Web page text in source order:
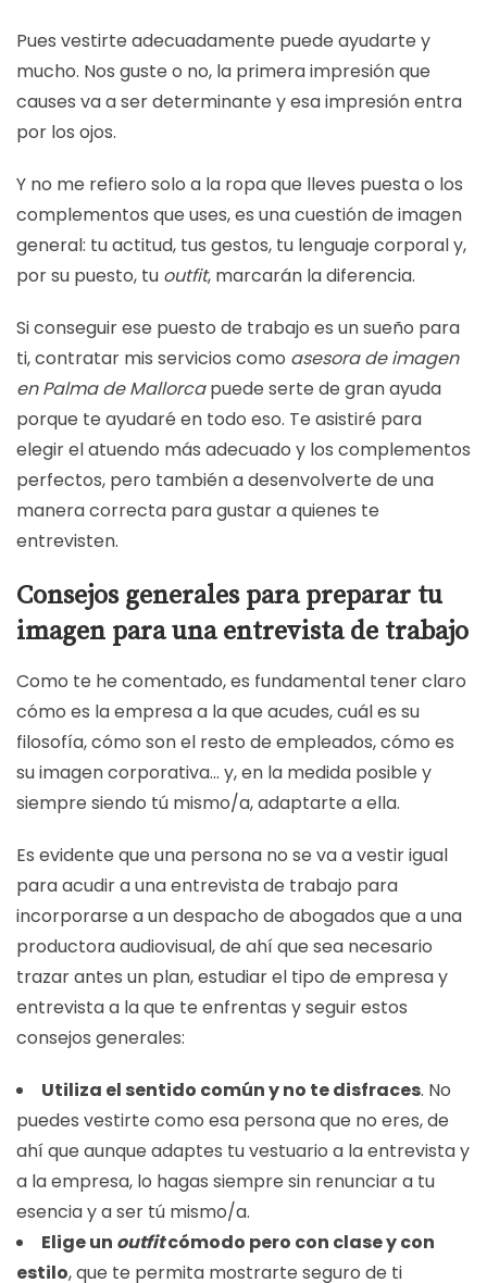
Pues vestirte adecuadamente puede ayudarte y
mucho. Nos guste o no, la primera impresión que
causes va a ser determinante y esa impresión entra
por los ojos.
Y no me refiero solo a la ropa que lleves puesta o los
complementos que uses, es una cuestión de imagen
general: tu actitud, tus gestos, tu lenguaje corporal y,
por su puesto, tu outfit, marcarán la diferencia.
Si conseguir ese puesto de trabajo es un sueño para
ti, contratar mis servicios como asesora de imagen
en Palma de Mallorcapuede serte de gran ayuda
porque te ayudaré en todo eso. Te asistiré para
elegir el atuendo más adecuado y los complementos
perfectos, pero también a desenvolverte de una
manera correcta para gustar a quienes te
entrevisten.
Consejos generales para preparar tu
imagen para una entrevista de trabajo
Como te he comentado, es fundamental tener claro
cómo es la empresa a la que acudes, cuál es su
filosofía, cómo son el resto de empleados, cómo es
su imagen corporativa… y, en la medida posible y
siempre siendo tú mismo/a, adaptarte a ella.
Es evidente que una persona no se va a vestir igual
para acudir a una entrevista de trabajo para
incorporarse a un despacho de abogados que a una
productora audiovisual, de ahí que sea necesario
trazar antes un plan, estudiar el tipo de empresa y
entrevista a la que te enfrentas y seguir estos
consejos generales:
Utiliza el sentido común y no te disfraces. No
puedes vestirte como esa persona que no eres, de
ahí que aunque adaptes tu vestuario a la entrevista y
a la empresa, lo hagas siempre sin renunciar a tu
esencia y a ser tú mismo/a.
Elige un outfitcómodo pero con clase y con
estilo, que te permita mostrarte seguro de ti